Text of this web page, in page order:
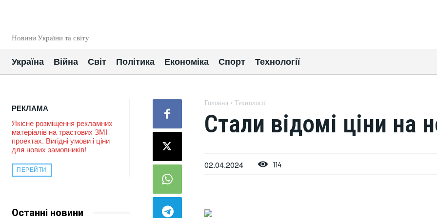
Новини України та світу
Україна Війна Світ Політика Економіка Спорт Технології
РЕКЛАМА
Якісне розміщення рекламних
матеріалів на трастових ЗМІ
проектах. Вигідні умови і ціни
для нових замовників!
ПЕРЕЙТИ
Останні новини
Головна Технології
Стали відомі ціни на
02.04.2024 114